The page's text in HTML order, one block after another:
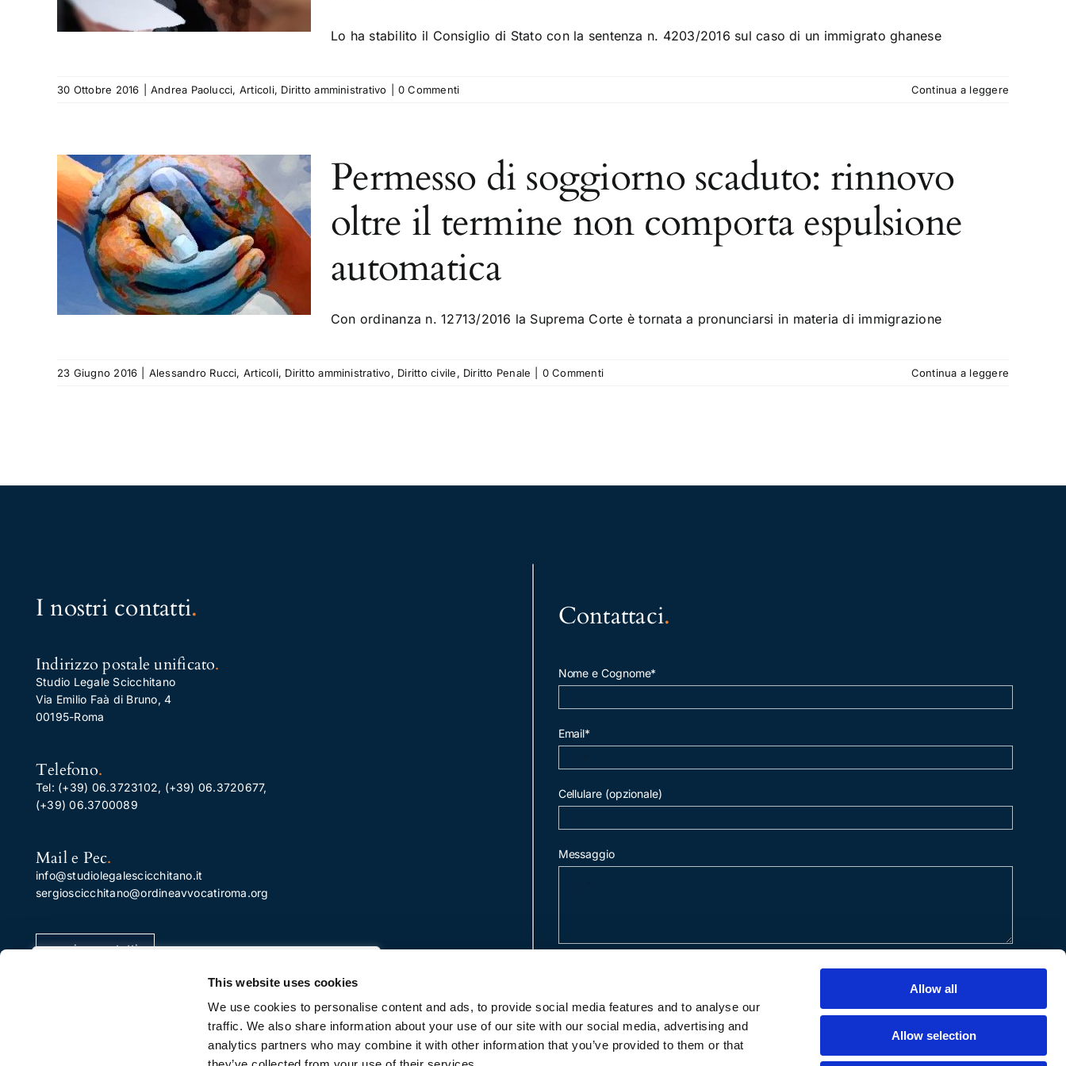
This website uses cookies
We use cookies to personalise content and ads, to provide social media features and to analyse our
traffic. We also share information about your use of our site with our social media, advertising and
analytics partners who may combine it with other information that you’ve provided to them or that
Allow all
Allow selection
Utilizziamo i cookie per migliorare la tua esperienza di
navigazione, pubblicare annunci o contenuti
personalizzati e analizzare il nostro traffico. Facendo clic
su "Accetta tutto", acconsenti al nostro utilizzo dei
Lo ha stabilito il Consiglio di Stato con la sentenza n. 4203/2016 sul caso di un immigrato ghanese
30 Ottobre 2016 Andrea Paolucci, Articoli, Diritto amministrativo 0 Commenti Continua a leggere
Permesso di soggiorno scaduto: rinnovo
oltre il termine non comporta espulsione
automatica
Con ordinanza n. 12713/2016 la Suprema Corte è tornata a pronunciarsi in materia di immigrazione
23 Giugno 2016 Alessandro Rucci, Articoli, Diritto amministrativo, Diritto civile, Diritto Penale 0 Commenti Continua a leggere
I nostri contatti.
Indirizzo postale unificato.
Studio Legale Scicchitano
Via Emilio Faà di Bruno, 4
00195-Roma
Telefono.
Tel: (+39) 06.3723102, (+39) 06.3720677,
(+39) 06.3700089
Mail e Pec.
info@studiolegalescicchitano.it
sergioscicchitano@ordineavvocatiroma.org
pagina contatti
Contattaci.
Nome e Cognome*
Email*
Cellulare (opzionale)
Messaggio